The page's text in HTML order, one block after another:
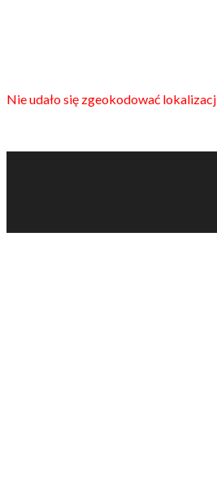
Nie udało się zgeokodować